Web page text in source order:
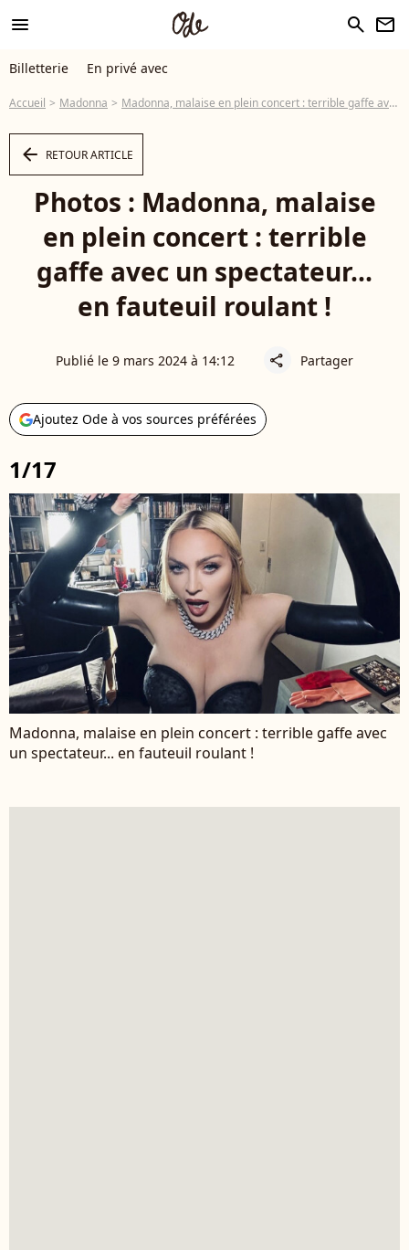
menu search newsletter
Billetterie En privé avec
Accueil Madonna Madonna, malaise en plein concert : terrible gaffe avec un spectateur... en fauteuil roulant !
arrow_left RETOUR ARTICLE
Photos : Madonna, malaise
en plein concert : terrible
gaffe avec un spectateur...
en fauteuil roulant !
Publié le 9 mars 2024 à 14:12 share Partager
Ajoutez Ode à vos sources préférées
1/17
Madonna, malaise en plein concert : terrible gaffe avec
un spectateur... en fauteuil roulant !